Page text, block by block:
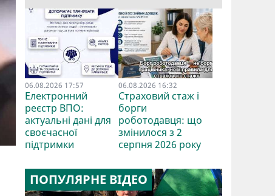
06.08.2026 17:57
Електронний
реєстр ВПО:
актуальні дані для
своєчасної
підтримки
06.08.2026 16:32
Страховий стаж і
борги
роботодавця: що
змінилося з 2
серпня 2026 року
ПОПУЛЯРНЕ ВІДЕО